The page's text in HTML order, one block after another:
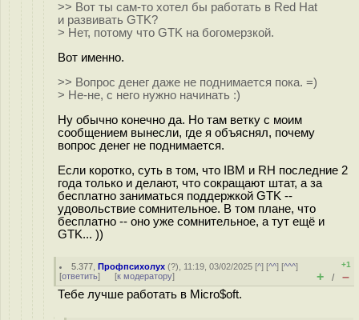
>> Вот ты сам-то хотел бы работать в Red Hat
и развивать GTK?
> Нет, потому что GTK на богомерзкой.
Вот именно.
>> Вопрос денег даже не поднимается пока. =)
> Не-не, с него нужно начинать :)
Ну обычно конечно да. Но там ветку с моим
сообщением вынесли, где я объяснял, почему
вопрос денег не поднимается.
Если коротко, суть в том, что IBM и RH последние 2
года только и делают, что сокращают штат, а за
бесплатно заниматься поддержкой GTK --
удовольствие сомнительное. В том плане, что
бесплатно -- оно уже сомнительное, а тут ещё и
GTK... ))
5.377 ,Профпсихолух (?), 11:19, 03/02/2025 [^] [^^] [^^^]
[ответить] [к модератору]
+1
+ / –
Тебе лучше работать в Micro$oft.